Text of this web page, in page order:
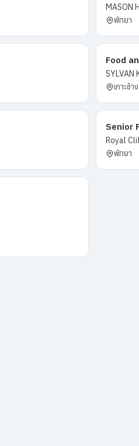
MASON
พัทยา
Food
SYLVAN
เกาะช้าง
Senior
Royal
พัทยา